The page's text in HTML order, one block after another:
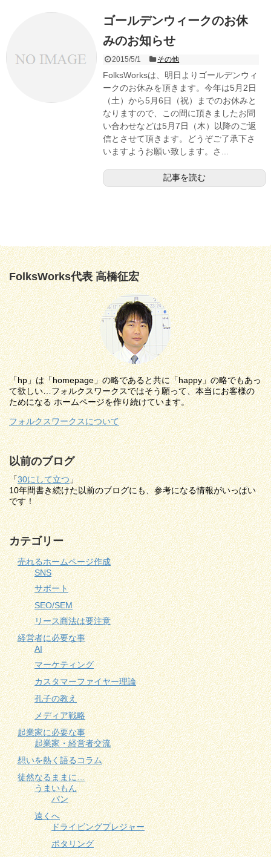
ゴールデンウィークのお休
みのお知らせ
2015/5/1 その他
FolksWorksは、明日よりゴールデンウィ
ークのお休みを頂きます。今年は5月2日
（土）から5月6日（祝）までのお休みと
なりますので、この間に頂きましたお問
い合わせなどは5月7日（木）以降のご返
信とさせて頂きます。どうぞご了承下さ
いますようお願い致します。さ...
記事を読む
FolksWorks代表 高橋征宏
「hp」は「homepage」の略であると共に「happy」の略でもあっ
て欲しい…フォルクスワークスではそう願って、本当にお客様の
ためになる ホームページを作り続けています。
フォルクスワークスについて
以前のブログ
「30にして立つ」
10年間書き続けた以前のブログにも、参考になる情報がいっぱい
です！
カテゴリー
売れるホームページ作成
SNS
サポート
SEO/SEM
リース商法は要注意
経営者に必要な事
AI
マーケティング
カスタマーファイヤー理論
孔子の教え
メディア戦略
起業家に必要な事
起業家・経営者交流
想いを熱く語るコラム
徒然なるままに…
うまいもん
パン
遠くへ
ドライビングプレジャー
ポタリング